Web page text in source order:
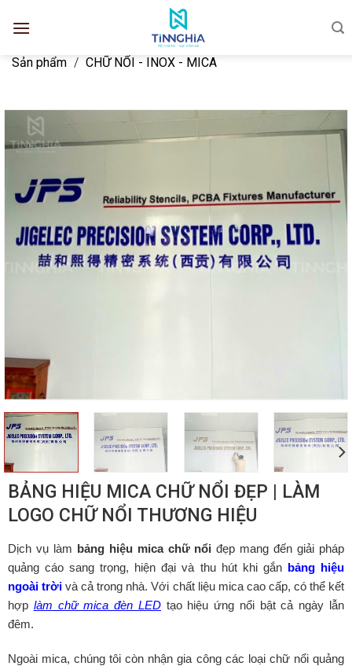
Sản phẩm / CHỮ NỔI - INOX - MICA
BẢNG HIỆU MICA CHỮ NỔI ĐẸP | LÀM
LOGO CHỮ NỔI THƯƠNG HIỆU
Dịch vụ làm bảng hiệu mica chữ nổi đẹp mang đến giải pháp
quảng cáo sang trọng, hiện đại và thu hút khi gắn bảng hiệu
ngoài trời và cả trong nhà. Với chất liệu mica cao cấp, có thể kết
hợp làm chữ mica đèn LEDtạo hiệu ứng nổi bật cả ngày lẫn
đêm.
Ngoài mica, chúng tôi còn nhận gia công các loại chữ nổi quảng